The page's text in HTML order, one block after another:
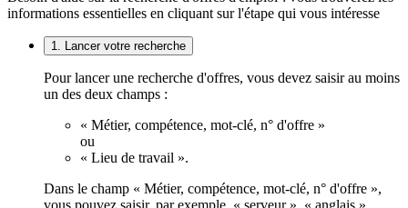
informations essentielles en cliquant sur l'étape qui vous intéresse
1. Lancer votre recherche
Pour lancer une recherche d'offres, vous devez saisir au moins
un des deux champs :
« Métier, compétence, mot-clé, n° d'offre »
ou
« Lieu de travail ».
Dans le champ « Métier, compétence, mot-clé, n° d'offre »,
vous pouvez saisir, par exemple, « serveur », « anglais »,